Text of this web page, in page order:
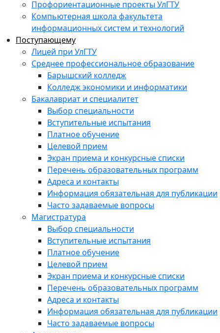
Профориентационные проекты УлГТУ
Компьютерная школа факультета
информационных систем и технологий
Поступающему
Лицей при УлГТУ
Среднее профессиональное образование
Барышский колледж
Колледж экономики и информатики
Бакалавриат и специалитет
Выбор специальности
Вступительные испытания
Платное обучение
Целевой прием
Экран приема и конкурсные списки
Перечень образовательных программ
Адреса и контакты
Информация обязательная для публикации
Часто задаваемые вопросы
Магистратура
Выбор специальности
Вступительные испытания
Платное обучение
Целевой прием
Экран приема и конкурсные списки
Перечень образовательных программ
Адреса и контакты
Информация обязательная для публикации
Часто задаваемые вопросы